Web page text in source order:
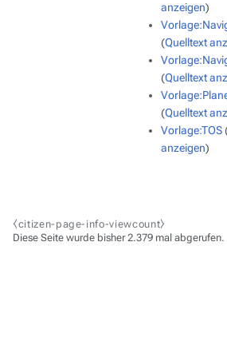
anzeigen)
(Quelltext
(Quelltext
(Quelltext
Vorlage:TOS
anzeigen)
⧼citizen-page-info-viewcount⧽
Diese Seite wurde bisher 2.379 mal abgerufen.